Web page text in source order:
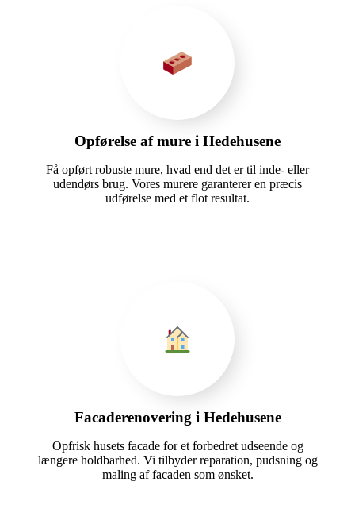
Opførelse af mure i Hedehusene
Få opført robuste mure, hvad end det er til inde- eller
udendørs brug. Vores murere garanterer en præcis
udførelse med et flot resultat.
Facaderenovering i Hedehusene
Opfrisk husets facade for et forbedret udseende og
længere holdbarhed. Vi tilbyder reparation, pudsning og
maling af facaden som ønsket.